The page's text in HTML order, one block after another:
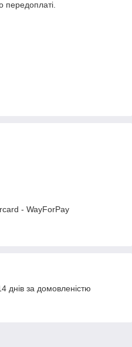
передоплаті.
- WayForPay
днів за домовленістю